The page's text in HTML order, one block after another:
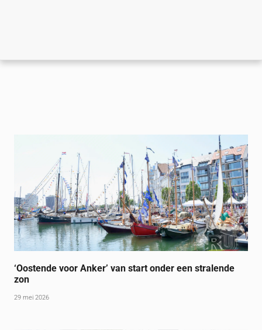
‘Oostende voor Anker’ van start onder een stralende
zon
29 mei 2026